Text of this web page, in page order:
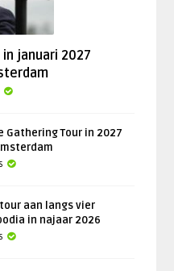
januari 2027
Gathering Tour in 2027
aan langs vier
in najaar 2026